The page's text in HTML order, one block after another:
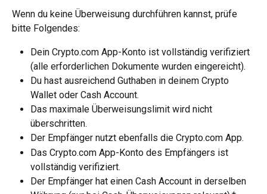
Wenn du keine Überweisung durchführen kannst, prüfe
bitte Folgendes:
Dein Crypto.com App-Konto ist vollständig verifiziert
(alle erforderlichen Dokumente wurden eingereicht).
Du hast ausreichend Guthaben in deinem Crypto
Wallet oder Cash Account.
Das maximale Überweisungslimit wird nicht
überschritten.
Der Empfänger nutzt ebenfalls die Crypto.com App.
Das Crypto.com App-Konto des Empfängers ist
vollständig verifiziert.
Der Empfänger hat einen Cash Account in derselben